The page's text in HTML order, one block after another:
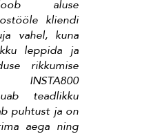
aluse
kliendi
vahel, kuna
leppida ja
rikkumise
teadlikku
puhtust ja on
aega ning